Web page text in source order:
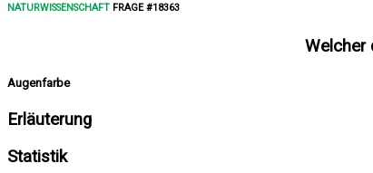
NATURWISSENSCHAFT FRAGE #18363
Welcher
Augenfarbe
Erläuterung
Statistik